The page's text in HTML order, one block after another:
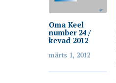
Oma Keel
number 24 /
kevad 2012
märts 1, 2012